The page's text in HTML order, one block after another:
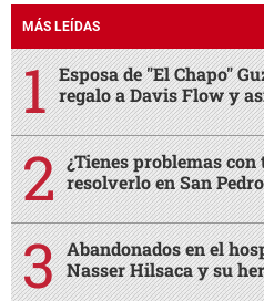
MÁS LEÍDAS
Esposa de "El Chapo"
regalo a Davis Flow y
¿Tienes problemas
resolverlo en San
Abandonados en el
Nasser Hilsaca y su